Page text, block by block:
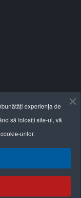
experiența de
să folosiți site-ul, vă
urilor.